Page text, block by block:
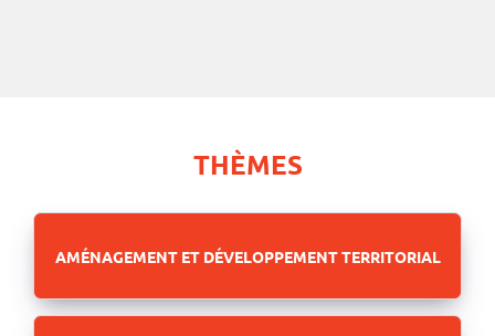
THÈMES
AMÉNAGEMENT ET DÉVELOPPEMENT TERRITORIAL